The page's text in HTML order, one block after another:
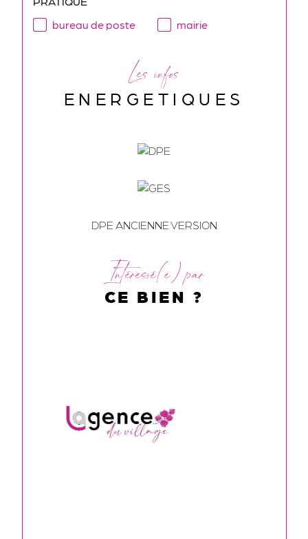
bureau de poste
mairie
Les infos
ENERGETIQUES
DPE ANCIENNE VERSION
Intéressé(e) par
CE BIEN ?